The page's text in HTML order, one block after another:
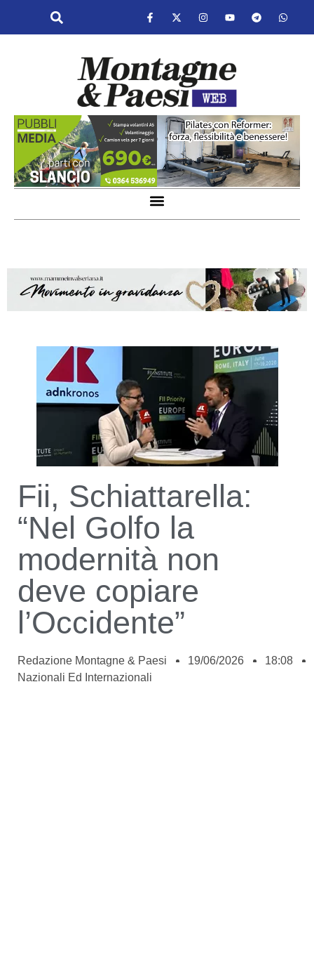
Fii, Schiattarella:
“Nel Golfo la
modernità non
deve copiare
l’Occidente”
Redazione Montagne & Paesi 19/06/2026
18:08
Nazionali Ed Internazionali